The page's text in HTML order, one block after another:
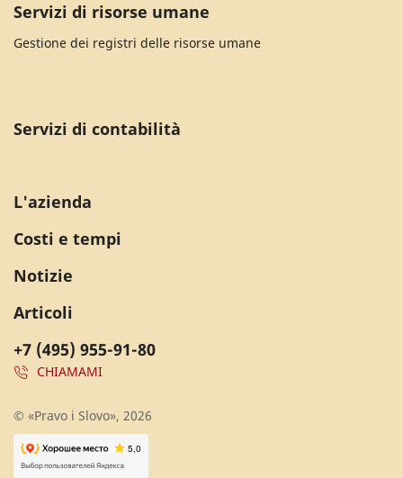
Servizi di risorse umane
Gestione dei registri delle risorse umane
Servizi di contabilità
+7 (495) 955-91-80
CHIAMAMI
L'azienda
Costi e tempi
Notizie
Articoli
© «Pravo i Slovo», 2026